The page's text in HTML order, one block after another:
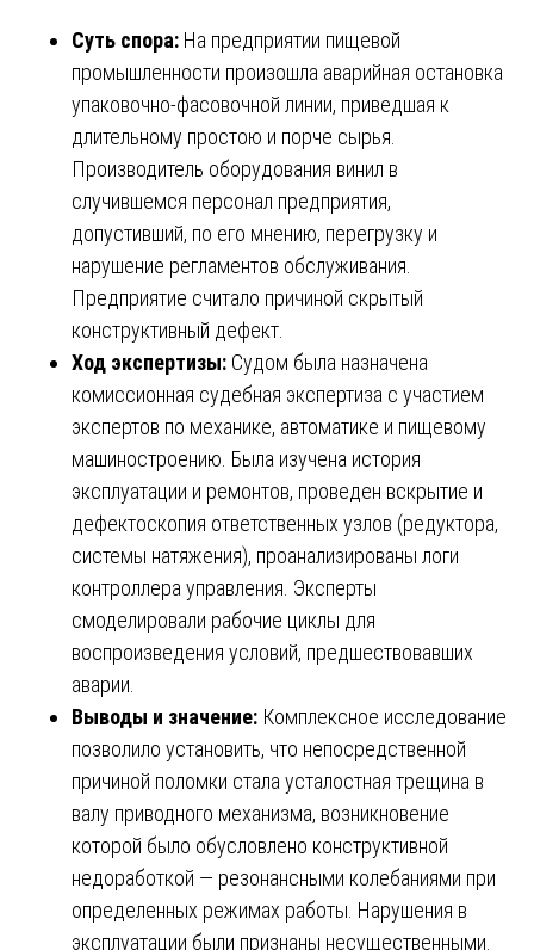
Суть спора: На предприятии пищевой
промышленности произошла аварийная остановка
упаковочно-фасовочной линии, приведшая к
длительному простою и порче сырья.
Производитель оборудования винил в
случившемся персонал предприятия,
допустивший, по его мнению, перегрузку и
нарушение регламентов обслуживания.
Предприятие считало причиной скрытый
конструктивный дефект.
Ход экспертизы: Судом была назначена
комиссионная судебная экспертиза с участием
экспертов по механике, автоматике и пищевому
машиностроению. Была изучена история
эксплуатации и ремонтов, проведен вскрытие и
дефектоскопия ответственных узлов (редуктора,
системы натяжения), проанализированы логи
контроллера управления. Эксперты
смоделировали рабочие циклы для
воспроизведения условий, предшествовавших
аварии.
Выводы и значение: Комплексное исследование
позволило установить, что непосредственной
причиной поломки стала усталостная трещина в
валу приводного механизма, возникновение
которой было обусловлено конструктивной
недоработкой — резонансными колебаниями при
определенных режимах работы. Нарушения в
эксплуатации были признаны несущественными.